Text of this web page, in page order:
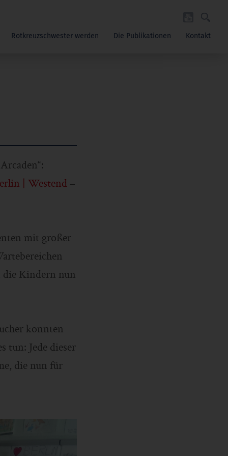
Rotkreuzschwester werden Die Publikationen Kontakt
| Westend –
mit großer
die Kindern nun
konnten
tun: Jede dieser
die nun für